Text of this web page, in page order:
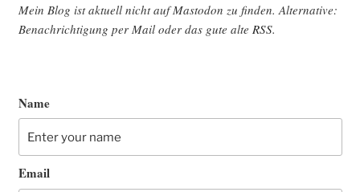
Mein Blog ist aktu­ell nicht auf Mast­o­don zu fin­den. Alter­na­ti­ve:
Benach­rich­ti­gung per Mail oder das gute alte RSS.
Name
Email